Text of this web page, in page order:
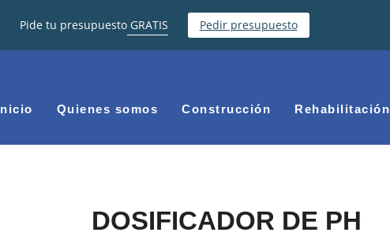
Pide tu presupuestoGRATIS Pedir presupuesto
Inicio Quienes somos Construcción Rehabilitación
DOSIFICADOR DE PH